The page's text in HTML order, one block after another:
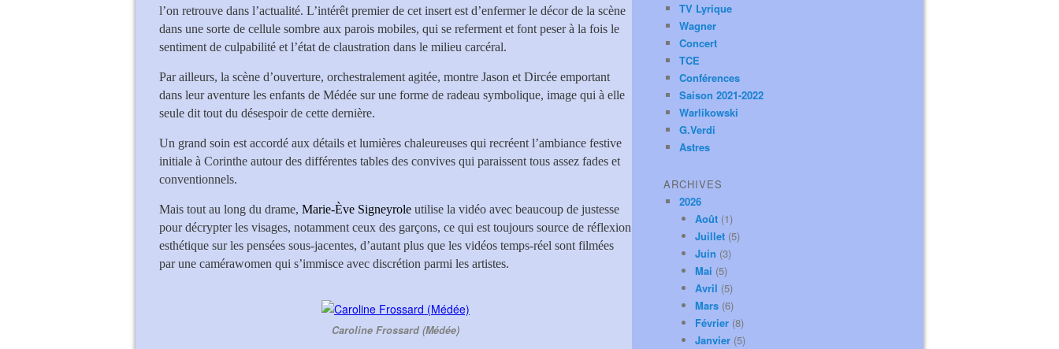
l’on retrouve dans l’actualité. L’intérêt premier de cet insert est d’enfermer le décor de la scène
dans une sorte de cellule sombre aux parois mobiles, qui se referment et font peser à la fois le
sentiment de culpabilité et l’état de claustration dans le milieu carcéral.
Par ailleurs, la scène d’ouverture, orchestralement agitée, montre Jason et Dircée emportant
dans leur aventure les enfants de Médée sur une forme de radeau symbolique, image qui à elle
seule dit tout du désespoir de cette dernière.
Un grand soin est accordé aux détails et lumières chaleureuses qui recréent l’ambiance festive
initiale à Corinthe autour des différentes tables des convives qui paraissent tous assez fades et
conventionnels.
Mais tout au long du drame, Marie-Ève Signeyrole utilise la vidéo avec beaucoup de justesse
pour décrypter les visages, notamment ceux des garçons, ce qui est toujours source de réflexion
esthétique sur les pensées sous-jacentes, d’autant plus que les vidéos temps-réel sont filmées
par une camérawomen qui s’immisce avec discrétion parmi les artistes.
Caroline Frossard (Médée)
TV Lyrique
Wagner
Concert
TCE
Conférences
Saison 2021-2022
Warlikowski
G.Verdi
Astres
ARCHIVES
2026
Août (1)
Juillet (5)
Juin (3)
Mai (5)
Avril (5)
Mars (6)
Février (8)
Janvier (5)